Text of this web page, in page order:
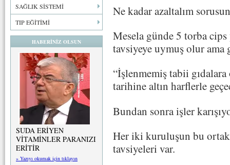
SAĞLIK SİSTEMİ
TIP EĞİTİMİ
HABERİNİZ OLSUN
SUDA ERİYEN
VİTAMİNLER PARANIZI
ERİTİR
» Yazıyı okumak için tıklayın
Ne kadar azaltalım
Mesela günde 5 torba
tavsiyeye uymuş olur ama
“İşlenmemiş tabii
tarihine altın harflerle
Bundan sonra işler
Her iki kuruluşun bu
tavsiyeleri var.